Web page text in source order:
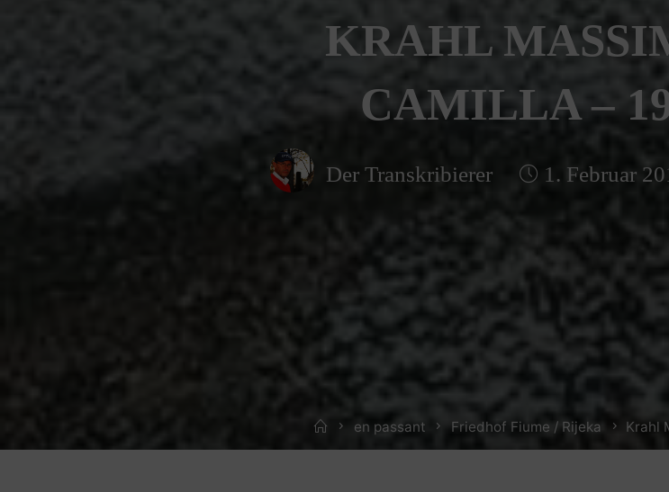
KRAHL
CAMILLA –
Der Transkribierer 1. Februar
Homeen passant Friedhof Fiume / Rijeka Krahl